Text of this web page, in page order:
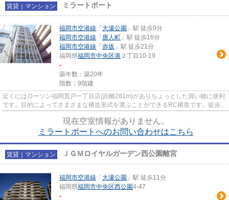
賃貸｜マンション ミラートポート
福岡市空港線 「大濠公園 」駅 徒歩9分
福岡市空港線 「唐人町 」駅 徒歩16分
福岡市空港線 「赤坂 」駅 徒歩21分
福岡県福岡市中央区港 ２丁目10-19
-
築年数：築20年
階数：9階建
近くにはローソン福岡荒戸一丁目店(距離281m)がありちょっとした買い物に便利
です。目的によってさまざまな構造形式を選ぶことができるRC構造です。徒歩で
も駅へのアクセスが可能な、9...
現在空室情報がありません。
ミラートポートへのお問い合わせはこちら
賃貸｜マンション ＪＧＭロイヤルガーデン西公園離宮
福岡市空港線 「大濠公園 」駅 徒歩11分
福岡県福岡市中央区西公園4-47
-